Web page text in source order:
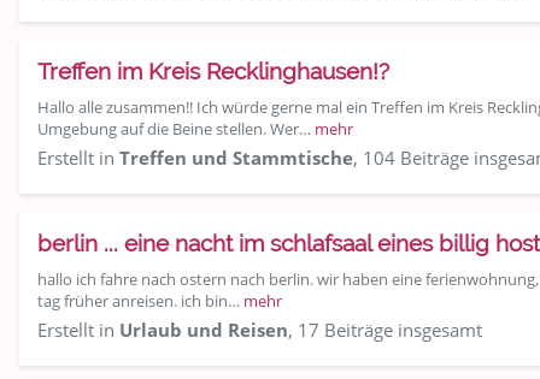
Treffen im Kreis Recklinghausen!?
Hallo alle zusammen!! Ich würde gerne mal ein Treffen im Kreis
Umgebung auf die Beine stellen. Wer… mehr
Erstellt in Treffen und Stammtische, 104 Beiträge
berlin ... eine nacht im schlafsaal eines billig
hallo ich fahre nach ostern nach berlin. wir haben eine
tag früher anreisen. ich bin… mehr
Erstellt in Urlaub und Reisen, 17 Beiträge insgesamt